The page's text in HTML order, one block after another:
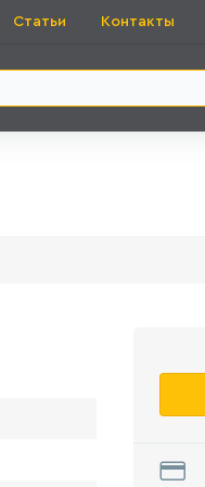
Статьи Контакты